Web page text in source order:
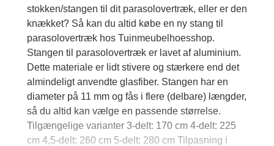
stokken/stangen til dit parasolovertræk, eller er den
knækket? Så kan du altid købe en ny stang til
parasolovertræk hos Tuinmeubelhoesshop.
Stangen til parasolovertræk er lavet af aluminium.
Dette materiale er lidt stivere og stærkere end det
almindeligt anvendte glasfiber. Stangen har en
diameter på 11 mm og fås i flere (delbare) længder,
så du altid kan vælge en passende størrelse.
Tilgængelige varianter 3-delt: 170 cm 4-delt: 225
cm 4,5-delt: 260 cm 5-delt: 280 cm Tilpasning i